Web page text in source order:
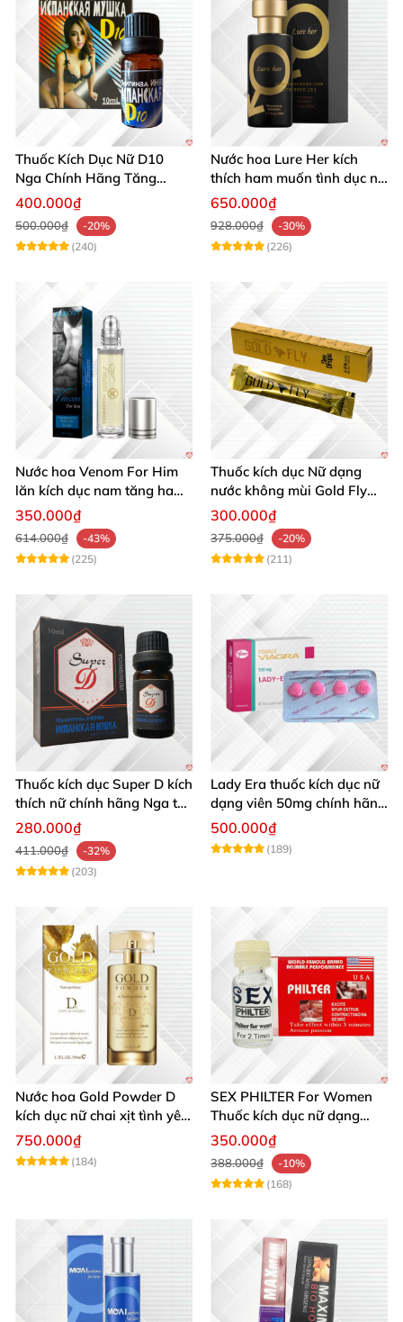
Thuốc Kích Dục Nữ D10
Nga Chính Hãng Tăng
Khoái Cảm Mạnh
400.000₫
500.000₫
-20%
(240)
Nước hoa Lure Her kích
thích ham muốn tình dục nữ
giới cực mạnh không mùi
650.000₫
928.000₫
-30%
(226)
Nước hoa Venom For Him
lăn kích dục nam tăng ham
muốn nữ
350.000₫
614.000₫
-43%
(225)
Thuốc kích dục Nữ dạng
nước không mùi Gold Fly
ruồi vàng Tây Ban Nha
300.000₫
375.000₫
-20%
(211)
Thuốc kích dục Super D kích
thích nữ chính hãng Nga tác
dụng mạnh
280.000₫
411.000₫
-32%
(203)
Lady Era thuốc kích dục nữ
dạng viên 50mg chính hãng
pfizer Mỹ tăng hưng phấn
nữ
500.000₫
(189)
Nước hoa Gold Powder D
kích dục nữ chai xịt tình yêu
cao cấp chính hãng
750.000₫
(184)
SEX PHILTER For Women
Thuốc kích dục nữ dạng
nước chính hãng Mỹ tốt
350.000₫
388.000₫
-10%
(168)